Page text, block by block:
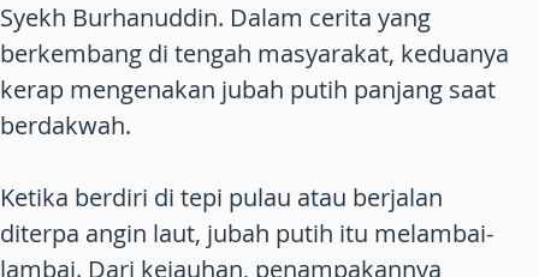
Syekh Burhanuddin. Dalam cerita yang
berkembang di tengah masyarakat, keduanya
kerap mengenakan jubah putih panjang saat
berdakwah.
Ketika berdiri di tepi pulau atau berjalan
diterpa angin laut, jubah putih itu melambai-
lambai. Dari kejauhan, penampakannya